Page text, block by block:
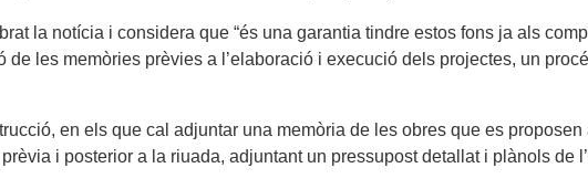
la notícia i considera que “és una garantia tindre estos fons ja als
les memòries prèvies a l’elaboració i execució dels projectes, un
en els que cal adjuntar una memòria de les obres que es proposen
i posterior a la riuada, adjuntant un pressupost detallat i plànols de